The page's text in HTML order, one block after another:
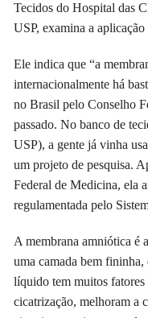
Tecidos do Hospital das
USP, examina a
Ele indica que “a
internacionalmente há
no Brasil pelo Conselho
passado. No banco de
USP), a gente já vinha
um projeto de pesquisa.
Federal de Medicina, ela
regulamentada pelo
A membrana amniótica é
uma camada bem
líquido tem muitos fatores
cicatrização, melhoram a